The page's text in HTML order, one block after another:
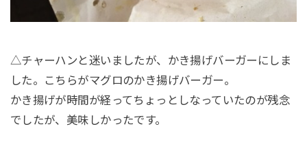
△チャーハンと迷いましたが、かき揚げバーガーにしま
した。こちらがマグロのかき揚げバーガー。
かき揚げが時間が経ってちょっとしなっていたのが残念
でしたが、美味しかったです。